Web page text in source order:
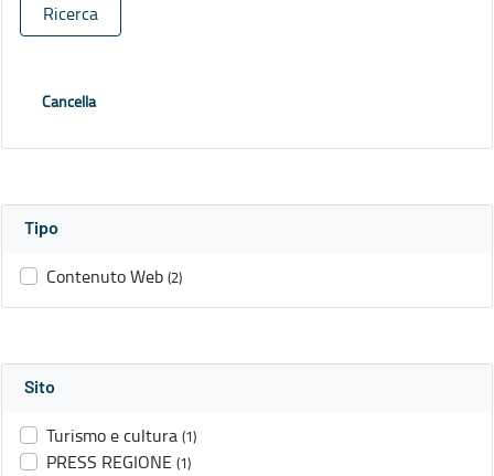
Ricerca
Cancella
Tipo
Contenuto Web (2)
Sito
Turismo e cultura (1)
PRESS REGIONE (1)